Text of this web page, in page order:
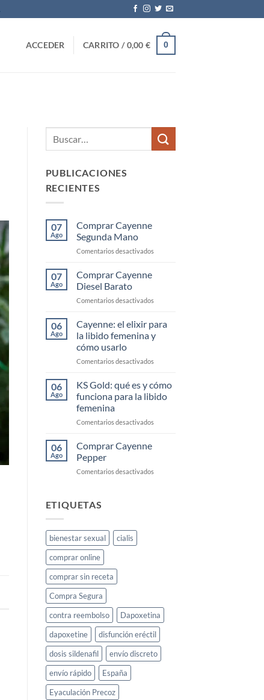
ACCEDER CARRITO /0,00€ 0
PUBLICACIONES
RECIENTES
07
Ago
Comprar Cayenne
Segunda Mano
Comentarios desactivadosen
07
Ago
Comprar Cayenne
Diesel Barato
Comentarios desactivadosen
Diesel
Barato
06
Ago
Cayenne: el elixir para
la libido femenina y
cómo usarlo
Comentarios desactivadosen
el
elixir
para
libido
06
Ago
KS Gold: qué es y cómo
funciona para la libido
femenina
Comentarios desactivadosen
y
06
Ago
Comprar Cayenne
Pepper
Comentarios desactivadosen
ETIQUETAS
bienestar sexual
cialis
comprar online
comprar sin receta
Compra Segura
contra reembolso
Dapoxetina
dapoxetine
disfunción eréctil
dosis sildenafil
envío discreto
envío rápido
España
Eyaculación Precoz